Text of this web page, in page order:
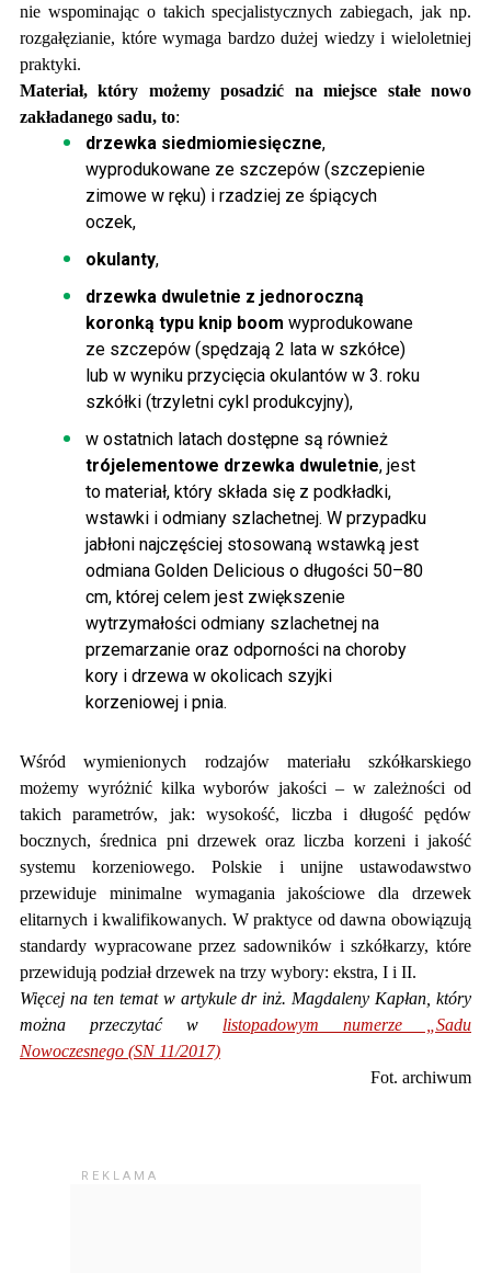
nie wspominając o takich specjalistycznych zabiegach, jak np.
rozgałęzianie, które wymaga bardzo dużej wiedzy i wieloletniej
praktyki.
Materiał, który możemy posadzić na miejsce stałe nowo
zakładanego sadu, to:
drzewka siedmiomiesięczne,
wyprodukowane ze szczepów (szczepienie
zimowe w ręku) i rzadziej ze śpiących
oczek,
okulanty,
drzewka dwuletnie z jednoroczną
koronką typu knip boom wyprodukowane
ze szczepów (spędzają 2 lata w szkółce)
lub w wyniku przycięcia okulantów w 3. roku
szkółki (trzyletni cykl produkcyjny),
w ostatnich latach dostępne są również
trójelementowe drzewka dwuletnie, jest
to materiał, który składa się z podkładki,
wstawki i odmiany szlachetnej. W przypadku
jabłoni najczęściej stosowaną wstawką jest
odmiana Golden Delicious o długości 50–80
cm, której celem jest zwiększenie
wytrzymałości odmiany szlachetnej na
przemarzanie oraz odporności na choroby
kory i drzewa w okolicach szyjki
korzeniowej i pnia.
Wśród wymienionych rodzajów materiału szkółkarskiego
możemy wyróżnić kilka wyborów jakości – w zależności od
takich parametrów, jak: wysokość, liczba i długość pędów
bocznych, średnica pni drzewek oraz liczba korzeni i jakość
systemu korzeniowego. Polskie i unijne ustawodawstwo
przewiduje minimalne wymagania jakościowe dla drzewek
elitarnych i kwalifikowanych. W praktyce od dawna obowiązują
standardy wypracowane przez sadowników i szkółkarzy, które
przewidują podział drzewek na trzy wybory: ekstra, I i II.
Więcej na ten temat w artykule dr inż. Magdaleny Kapłan, który
można przeczytać w listopadowym numerze „Sadu
Nowoczesnego (SN 11/2017)
Fot. archiwum